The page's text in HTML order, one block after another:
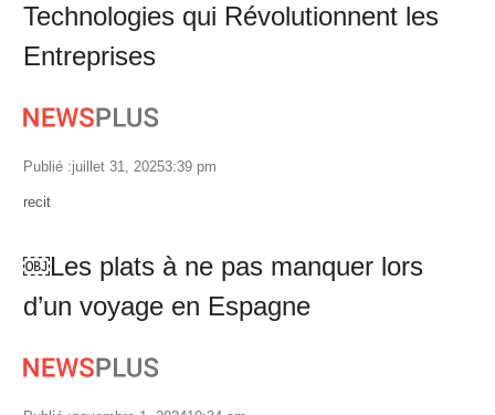
Technologies qui Révolutionnent les
Entreprises
Publié :juillet 31, 20253:39 pm
Author
recit
￼Les plats à ne pas manquer lors
d’un voyage en Espagne